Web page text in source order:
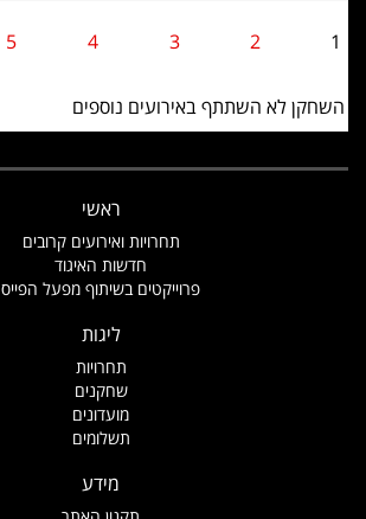
1
2
3
4
5
השחקן לא השתתף באירועים נוספים
ראשי
תחרויות ואירועים קרובים
חדשות האיגוד
פרוייקטים בשיתוף מפעל הפייס
ליגות
תחרויות
שחקנים
מועדונים
תשלומים
מידע